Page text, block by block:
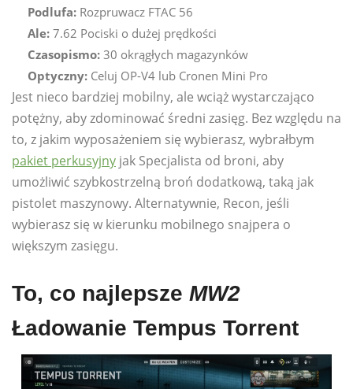
Podlufa: Rozpruwacz FTAC 56
Ale: 7.62 Pociski o dużej prędkości
Czasopismo: 30 okrągłych magazynków
Optyczny: Celuj OP-V4 lub Cronen Mini Pro
Jest nieco bardziej mobilny, ale wciąż wystarczająco
potężny, aby zdominować średni zasięg. Bez względu na
to, z jakim wyposażeniem się wybierasz, wybrałbym
pakiet perkusyjny jak Specjalista od broni, aby
umożliwić szybkostrzelną broń dodatkową, taką jak
pistolet maszynowy. Alternatywnie, Recon, jeśli
wybierasz się w kierunku mobilnego snajpera o
większym zasięgu.
To, co najlepsze MW2
Ładowanie Tempus Torrent